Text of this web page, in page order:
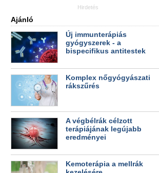
Hirdetés
Ajánló
Új immunterápiás
gyógyszerek - a
bispecifikus antitestek
Komplex nőgyógyászati
rákszűrés
A végbélrák célzott
terápiájának legújabb
eredményei
Kemoterápia a mellrák